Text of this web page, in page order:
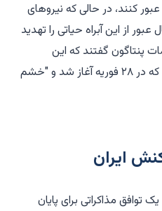
کنند، در حالی که نیروهای
از این آبراه حیاتی را تهدید
پنتاگون گفتند که این
عملیات جدا از کارزار بمباران بود که در ۲۸ فوریه آغاز شد و "خشم
ایران
مذاکراتی برای پایان